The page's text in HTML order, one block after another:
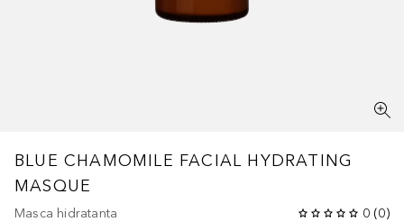
BLUE CHAMOMILE FACIAL HYDRATING
MASQUE
Masca hidratanta 0 (0)